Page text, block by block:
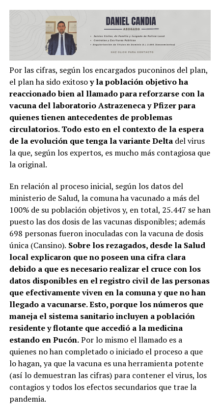
Por las cifras, según los encargados puconinos del plan,
el plan ha sido exitosoy la población objetivo ha
reaccionado bien al llamado para reforzarse con la
vacuna del laboratorio Astrazeneca y Pfizer para
quienes tienen antecedentes de problemas
circulatorios. Todo esto en el contexto de la espera
de la evolución que tenga la variante Deltadel virus
la que, según los expertos, es mucho más contagiosa que
la original.
En relación al proceso inicial, según los datos del
ministerio de Salud, la comuna ha vacunado a más del
100% de su población objetivos y, en total, 25.447 se han
puesto las dos dosis de las vacunas disponibles; además
698 personas fueron inoculadas con la vacuna de dosis
única (Cansino). Sobre los rezagados, desde la Salud
local explicaron que no poseen una cifra clara
debido a que es necesario realizar el cruce con los
datos disponibles en el registro civil de las personas
que efectivamente viven en la comuna y que no han
llegado a vacunarse. Esto, porque los números que
maneja el sistema sanitario incluyen a población
residente y flotante que accedió a la medicina
estando en Pucón.Por lo mismo el llamado es a
quienes no han completado o iniciado el proceso a que
lo hagan, ya que la vacuna es una herramienta potente
(así lo demuestran las cifras) para contener el virus, los
contagios y todos los efectos secundarios que trae la
pandemia.